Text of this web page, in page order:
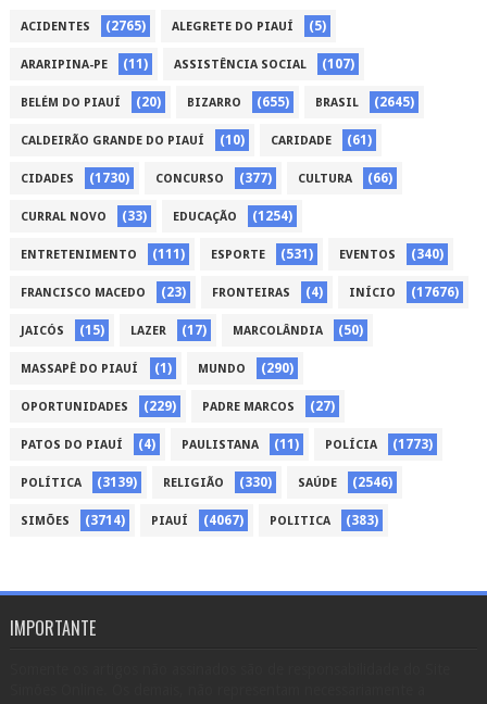
ACIDENTES (2765) ALEGRETE DO PIAUÍ (5)
ARARIPINA-PE (11) ASSISTÊNCIA SOCIAL (107)
BELÉM DO PIAUÍ (20) BIZARRO (655) BRASIL (2645)
CALDEIRÃO GRANDE DO PIAUÍ (10) CARIDADE (61)
CIDADES (1730) CONCURSO (377) CULTURA (66)
CURRAL NOVO (33) EDUCAÇÃO (1254)
ENTRETENIMENTO (111) ESPORTE (531) EVENTOS (340)
FRANCISCO MACEDO (23) FRONTEIRAS (4) INÍCIO (17676)
JAICÓS (15) LAZER (17) MARCOLÂNDIA (50)
MASSAPÊ DO PIAUÍ (1) MUNDO (290)
OPORTUNIDADES (229) PADRE MARCOS (27)
PATOS DO PIAUÍ (4) PAULISTANA (11) POLÍCIA (1773)
POLÍTICA (3139) RELIGIÃO (330) SAÚDE (2546)
SIMÕES (3714) PIAUÍ (4067) POLITICA (383)
IMPORTANTE